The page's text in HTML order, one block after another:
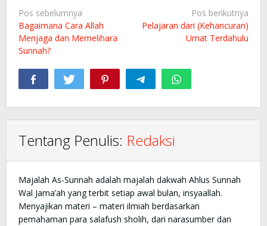
Navigasi
pos
Pos sebelumnya
Bagaimana Cara Allah
Menjaga dan Memelihara
Sunnah?
Pos berikutnya
Pelajaran dari (Kehancuran)
Umat Terdahulu
Tentang Penulis: Redaksi
Majalah As-Sunnah adalah majalah dakwah Ahlus Sunnah
Wal Jama’ah yang terbit setiap awal bulan, insyaallah.
Menyajikan materi – materi ilmiah berdasarkan
pemahaman para salafush sholih, dari narasumber dan